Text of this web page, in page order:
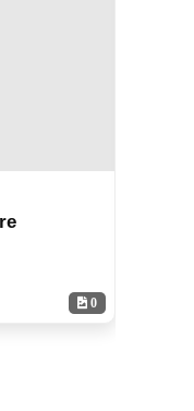
0